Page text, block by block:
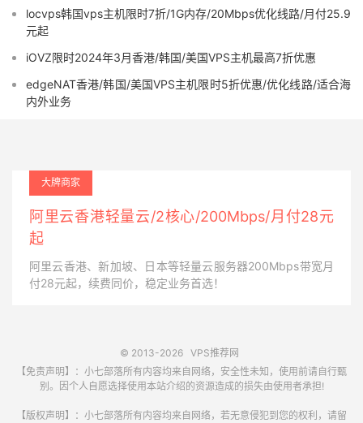
locvps韩国vps主机限时7折/1G内存/20Mbps优化线路/月付25.9
元起
iOVZ限时2024年3月香港/韩国/美国VPS主机最高7折优惠
edgeNAT香港/韩国/美国VPS主机限时5折优惠/优化线路/适合海
内外业务
大牌商家
阿里云香港轻量云/2核心/200Mbps/月付28元
起
阿里云香港、新加坡、日本等轻量云服务器200Mbps带宽月
付28元起，续费同价，稳定业务首选！
© 2013-2026 VPS推荐网
【免责声明】：小七部落所有内容均来自网络，安全性未知，使用前请自行甄
别。因个人自愿选择使用本站介绍的资源造成的损失由使用者承担!
【版权声明】：小七部落所有内容均来自网络，若无意侵犯到您的权利，请留